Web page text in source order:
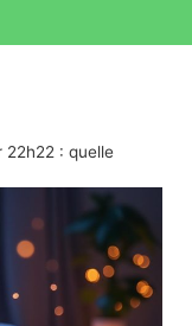
22h22 : quelle